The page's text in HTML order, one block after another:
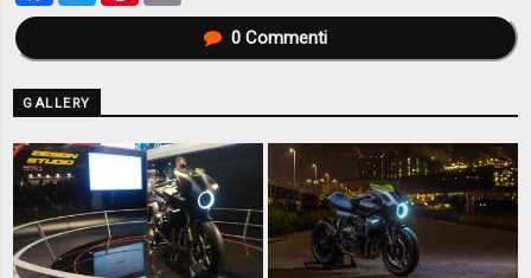
0Commenti
GALLERY